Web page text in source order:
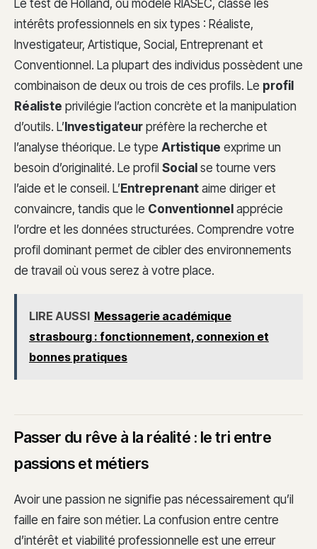
Le test de Holland, ou modèle RIASEC, classe les
intérêts professionnels en six types : Réaliste,
Investigateur, Artistique, Social, Entreprenant et
Conventionnel. La plupart des individus possèdent une
combinaison de deux ou trois de ces profils. Le profil
Réaliste privilégie l’action concrète et la manipulation
d’outils. L’Investigateur préfère la recherche et
l’analyse théorique. Le type Artistique exprime un
besoin d’originalité. Le profil Social se tourne vers
l’aide et le conseil. L’Entreprenant aime diriger et
convaincre, tandis que le Conventionnel apprécie
l’ordre et les données structurées. Comprendre votre
profil dominant permet de cibler des environnements
de travail où vous serez à votre place.
LIRE AUSSI Messagerie académique
strasbourg : fonctionnement, connexion et
bonnes pratiques
Passer du rêve à la réalité : le tri entre
passions et métiers
Avoir une passion ne signifie pas nécessairement qu’il
faille en faire son métier. La confusion entre centre
d’intérêt et viabilité professionnelle est une erreur